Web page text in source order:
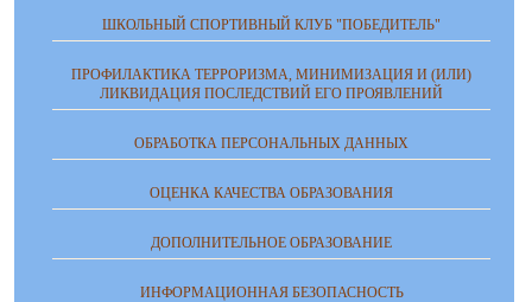
ШКОЛЬНЫЙ СПОРТИВНЫЙ КЛУБ "ПОБЕДИТЕЛЬ"
ПРОФИЛАКТИКА ТЕРРОРИЗМА, МИНИМИЗАЦИЯ И (ИЛИ)
ЛИКВИДАЦИЯ ПОСЛЕДСТВИЙ ЕГО ПРОЯВЛЕНИЙ
ОБРАБОТКА ПЕРСОНАЛЬНЫХ ДАННЫХ
ОЦЕНКА КАЧЕСТВА ОБРАЗОВАНИЯ
ДОПОЛНИТЕЛЬНОЕ ОБРАЗОВАНИЕ
ИНФОРМАЦИОННАЯ БЕЗОПАСНОСТЬ